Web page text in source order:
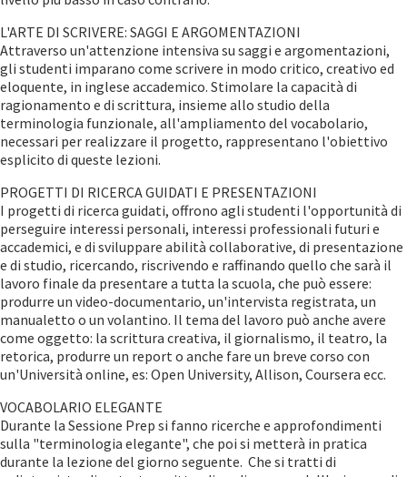
L'ARTE DI SCRIVERE: SAGGI E ARGOMENTAZIONI
Attraverso un'attenzione intensiva su saggi e argomentazioni,
gli studenti imparano come scrivere in modo critico, creativo ed
eloquente, in inglese accademico. Stimolare la capacità di
ragionamento e di scrittura, insieme allo studio della
terminologia funzionale, all'ampliamento del vocabolario,
necessari per realizzare il progetto, rappresentano l'obiettivo
esplicito di queste lezioni.
PROGETTI DI RICERCA GUIDATI E PRESENTAZIONI
I progetti di ricerca guidati, offrono agli studenti l'opportunità di
perseguire interessi personali, interessi professionali futuri e
accademici, e di sviluppare abilità collaborative, di presentazione
e di studio, ricercando, riscrivendo e raffinando quello che sarà il
lavoro finale da presentare a tutta la scuola, che può essere:
produrre un video-documentario, un'intervista registrata, un
manualetto o un volantino. Il tema del lavoro può anche avere
come oggetto: la scrittura creativa, il giornalismo, il teatro, la
retorica, produrre un report o anche fare un breve corso con
un'Università online, es: Open University, Allison, Coursera ecc.
VOCABOLARIO ELEGANTE
Durante la Sessione Prep si fanno ricerche e approfondimenti
sulla "terminologia elegante", che poi si metterà in pratica
durante la lezione del giorno seguente. Che si tratti di